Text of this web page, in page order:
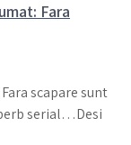
Fara
scapare sunt
serial…Desi